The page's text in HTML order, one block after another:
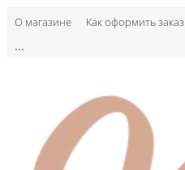
О магазине Как оформить заказ
...